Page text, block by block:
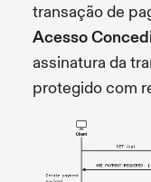
transação de
Acesso
assinatura da
protegido com